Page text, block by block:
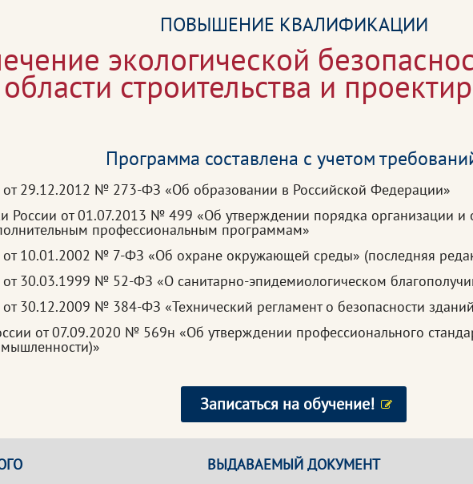
ПОВЫШЕНИЕ КВАЛИФИКАЦИИ
экологической
области строительства и
Программа составлена с учетом
29.12.2012 № 273-ФЗ «Об образовании в Российской Федерации»
России от 01.07.2013 № 499 «Об утверждении порядка организации и
профессиональным программам»
10.01.2002 № 7-ФЗ «Об охране окружающей среды» (последняя
30.03.1999 № 52-ФЗ «О санитарно-эпидемиологическом
30.12.2009 № 384-ФЗ «Технический регламент о безопасности
от 07.09.2020 № 569н «Об утверждении профессионального
Записаться на обучение!
ВЫДАВАЕМЫЙ ДОКУМЕНТ